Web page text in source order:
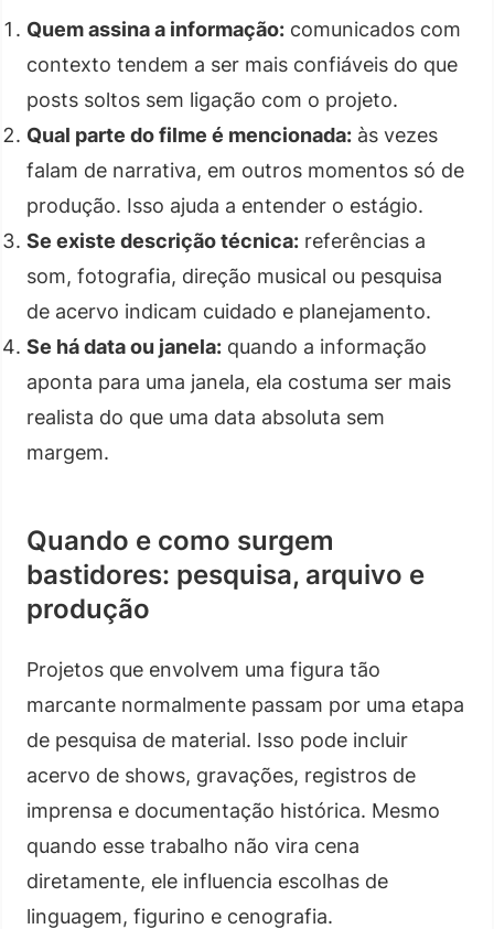
Quem assina a informação: comunicados com
contexto tendem a ser mais confiáveis do que
posts soltos sem ligação com o projeto.
Qual parte do filme é mencionada: às vezes
falam de narrativa, em outros momentos só de
produção. Isso ajuda a entender o estágio.
Se existe descrição técnica: referências a
som, fotografia, direção musical ou pesquisa
de acervo indicam cuidado e planejamento.
Se há data ou janela: quando a informação
aponta para uma janela, ela costuma ser mais
realista do que uma data absoluta sem
margem.
Quando e como surgem
bastidores: pesquisa, arquivo e
produção
Projetos que envolvem uma figura tão
marcante normalmente passam por uma etapa
de pesquisa de material. Isso pode incluir
acervo de shows, gravações, registros de
imprensa e documentação histórica. Mesmo
quando esse trabalho não vira cena
diretamente, ele influencia escolhas de
linguagem, figurino e cenografia.